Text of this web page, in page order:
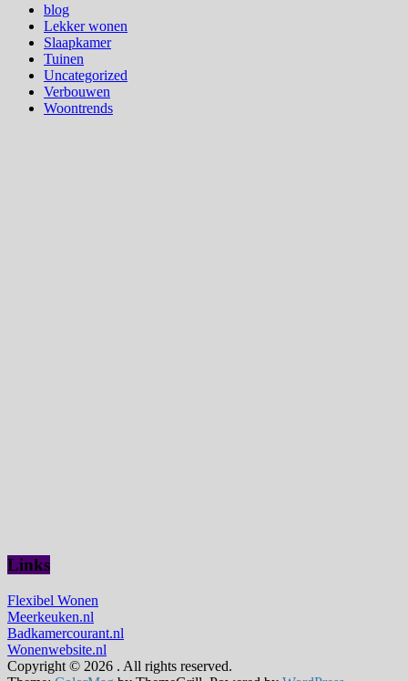
blog
Lekker wonen
Slaapkamer
Tuinen
Uncategorized
Verbouwen
Woontrends
Links
Flexibel Wonen
Meerkeuken.nl
Badkamercourant.nl
Wonenwebsite.nl
Copyright © 2026 . All rights reserved.